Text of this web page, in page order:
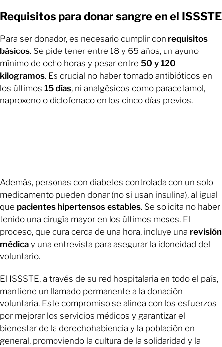
Requisitos para donar sangre en el ISSSTE
Para ser donador, es necesario cumplir con requisitos
básicos. Se pide tener entre 18 y 65 años, un ayuno
mínimo de ocho horas y pesar entre 50 y 120
kilogramos. Es crucial no haber tomado antibióticos en
los últimos 15 días, ni analgésicos como paracetamol,
naproxeno o diclofenaco en los cinco días previos.
Además, personas con diabetes controlada con un solo
medicamento pueden donar (no si usan insulina), al igual
que pacientes hipertensos estables. Se solicita no haber
tenido una cirugía mayor en los últimos meses. El
proceso, que dura cerca de una hora, incluye una revisión
médica y una entrevista para asegurar la idoneidad del
voluntario.
El ISSSTE, a través de su red hospitalaria en todo el país,
mantiene un llamado permanente a la donación
voluntaria. Este compromiso se alinea con los esfuerzos
por mejorar los servicios médicos y garantizar el
bienestar de la derechohabiencia y la población en
general, promoviendo la cultura de la solidaridad y la